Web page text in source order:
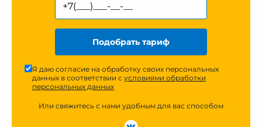
Подобрать тариф
Я даю согласие на обработку своих персональных
данных в соответствии с условиями обработки
персональных данных
Или свяжитесь с нами удобным для вас способом